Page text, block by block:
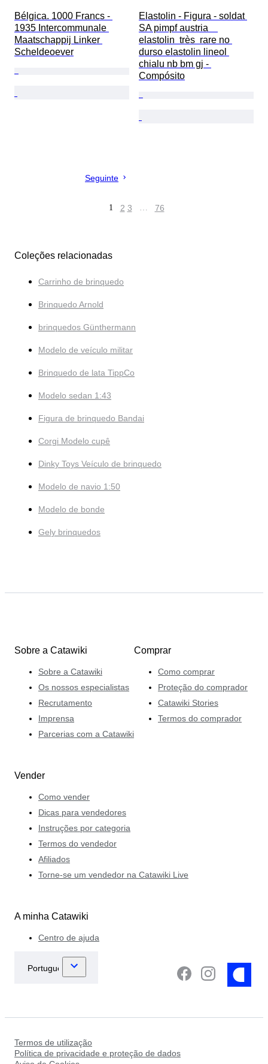
Bélgica. 1000 Francs -
1935 Intercommunale
Maatschappij Linker
Scheldeoever
Elastolin - Figura - soldat
SA pimpf austria
elastolin  très  rare no
durso elastolin lineol
chialu nb bm gj -
Compósito
Seguinte
1 2 3 … 76
Coleções relacionadas
Carrinho de brinquedo
Brinquedo Arnold
brinquedos Günthermann
Modelo de veículo militar
Brinquedo de lata TippCo
Modelo sedan 1:43
Figura de brinquedo Bandai
Corgi Modelo cupê
Dinky Toys Veículo de brinquedo
Modelo de navio 1:50
Modelo de bonde
Gely brinquedos
Sobre a Catawiki
Sobre a Catawiki
Os nossos especialistas
Recrutamento
Imprensa
Parcerias com a Catawiki
Comprar
Como comprar
Proteção do comprador
Catawiki Stories
Termos do comprador
Vender
Como vender
Dicas para vendedores
Instruções por categoria
Termos do vendedor
Afiliados
Torne-se um vendedor na Catawiki Live
A minha Catawiki
Centro de ajuda
Termos de utilização
Política de privacidade e proteção de dados